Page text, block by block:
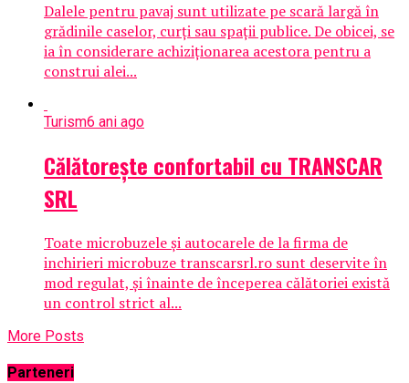
Dalele pentru pavaj sunt utilizate pe scară largă în
grădinile caselor, curți sau spații publice. De obicei, se
ia în considerare achiziționarea acestora pentru a
construi alei...
Turism6 ani ago
Călătorește confortabil cu TRANSCAR
SRL
Toate microbuzele și autocarele de la firma de
inchirieri microbuze transcarsrl.ro sunt deservite în
mod regulat, și înainte de începerea călătoriei există
un control strict al...
More Posts
Parteneri